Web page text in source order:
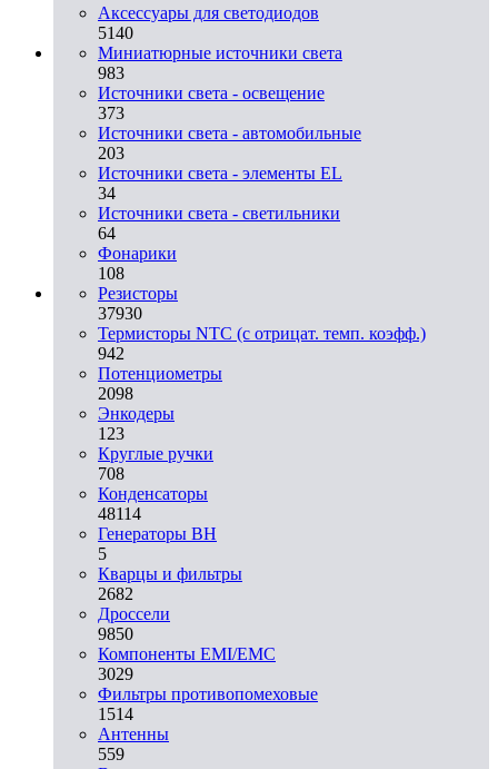
Аксессуары для светодиодов
5140
Миниатюрные источники света
983
Источники света - освещение
373
Источники света - автомобильные
203
Источники света - элементы EL
34
Источники света - светильники
64
Фонарики
108
Резисторы
37930
Термисторы NTC (с отрицат. темп. коэфф.)
942
Потенциометры
2098
Энкодеры
123
Круглые ручки
708
Конденсаторы
48114
Генераторы ВН
5
Кварцы и фильтры
2682
Дроссели
9850
Компоненты EMI/EMC
3029
Фильтры противопомеховые
1514
Антенны
559